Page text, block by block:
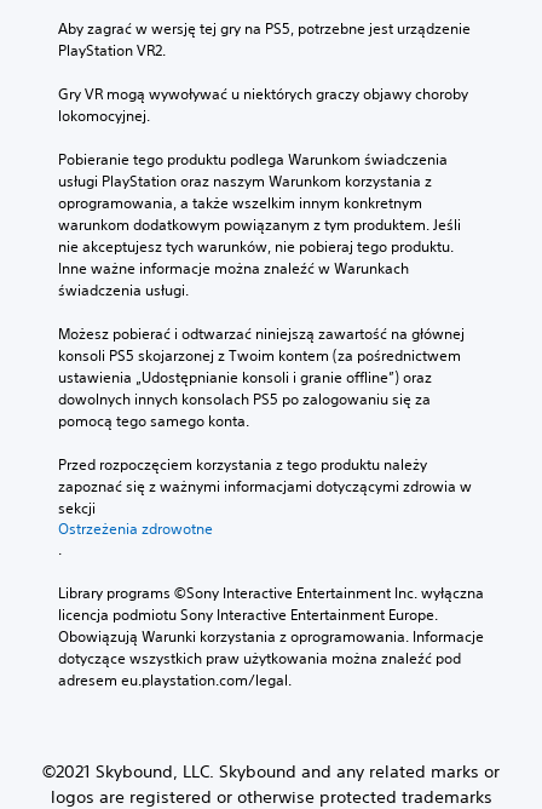
Aby zagrać w wersję tej gry na PS5, potrzebne jest urządzenie
PlayStation VR2.
Gry VR mogą wywoływać u niektórych graczy objawy choroby
lokomocyjnej.
Pobieranie tego produktu podlega Warunkom świadczenia
usługi PlayStation oraz naszym Warunkom korzystania z
oprogramowania, a także wszelkim innym konkretnym
warunkom dodatkowym powiązanym z tym produktem. Jeśli
nie akceptujesz tych warunków, nie pobieraj tego produktu.
Inne ważne informacje można znaleźć w Warunkach
świadczenia usługi.
Możesz pobierać i odtwarzać niniejszą zawartość na głównej
konsoli PS5 skojarzonej z Twoim kontem (za pośrednictwem
ustawienia „Udostępnianie konsoli i granie offline”) oraz
dowolnych innych konsolach PS5 po zalogowaniu się za
pomocą tego samego konta.
Przed rozpoczęciem korzystania z tego produktu należy
zapoznać się z ważnymi informacjami dotyczącymi zdrowia w
sekcji
Ostrzeżenia zdrowotne
.
Library programs ©Sony Interactive Entertainment Inc. wyłączna
licencja podmiotu Sony Interactive Entertainment Europe.
Obowiązują Warunki korzystania z oprogramowania. Informacje
dotyczące wszystkich praw użytkowania można znaleźć pod
adresem eu.playstation.com/legal.
©2021 Skybound, LLC. Skybound and any related marks or
logos are registered or otherwise protected trademarks